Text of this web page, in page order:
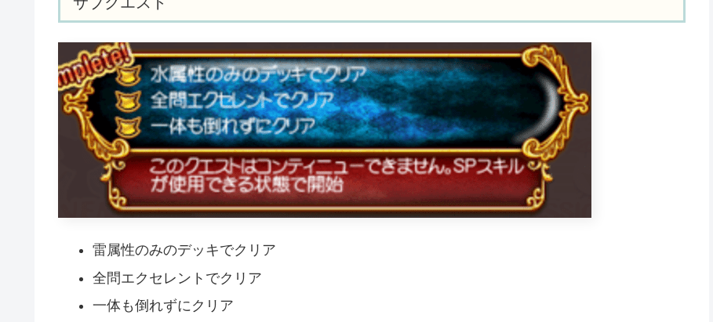
雷属性のみのデッキでクリア
全問エクセレントでクリア
一体も倒れずにクリア